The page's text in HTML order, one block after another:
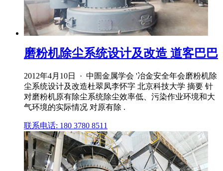
磨粉机除尘系统设计及改造 道客巴巴
2012年4月10日 · 中圄金属学会 '冶金安全年会磨粉机除
尘系统设计及改造杜翠凤李怀字 北京科技大学 摘要 针
对磨粉机原有除尘系统除尘效率低、污染作业环境和大
气环境的实际情况 对原有除 .
联系电话: 180 3780 8511